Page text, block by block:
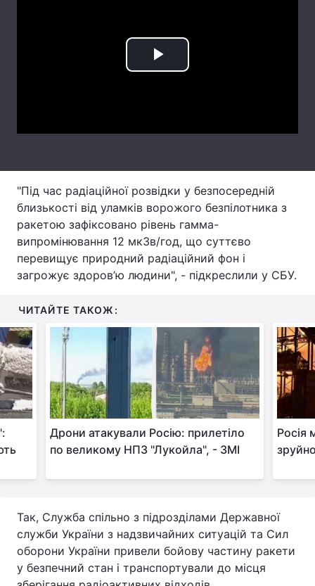
Тема оформлення
Play
"Під час радіаційної розвідки у безпосередній
близькості від уламків ворожого безпілотника з
ракетою зафіксовано рівень гамма-
випромінювання 12 мкЗв/год, що суттєво
перевищує природний радіаційний фон і
загрожує здоров’ю людини", - підкреслили у СБУ.
ЧИТАЙТЕ ТАКОЖ:
Дрони атакували Росію: прилетіло
по великому НПЗ "Лукойла", - ЗМІ
Росія
Так, Служба спільно з підрозділами Державної
служби України з надзвичайних ситуацій та Сил
оборони України привели бойову частину ракети
у безпечний стан і транспортували до місця